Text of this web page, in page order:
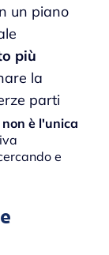
un piano
più
la
parti
non è l'unica
e